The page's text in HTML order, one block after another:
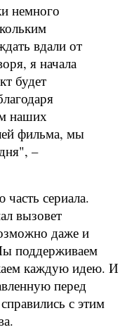
немного
вдали от
я начала
будет
наших
фильма, мы
–
сериала.
вызовет
даже и
поддерживаем
каждую идею. И
перед
с этим